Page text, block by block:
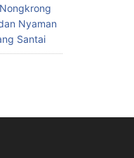
Nyaman
Santai